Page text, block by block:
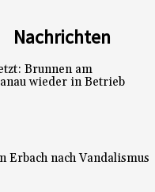
Nachrichten
Brunnen am
wieder in Betrieb
Erbach nach Vandalismus